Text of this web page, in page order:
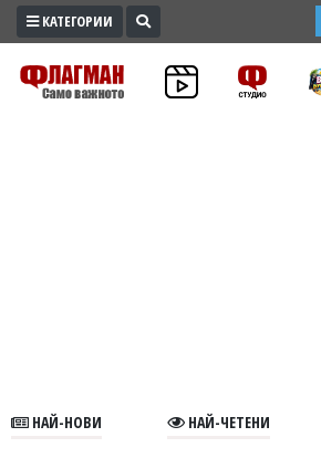
ПРОМО
ЗОНА
КАТЕГОРИИ
НАЙ-НОВИ НАЙ-ЧЕТЕНИ